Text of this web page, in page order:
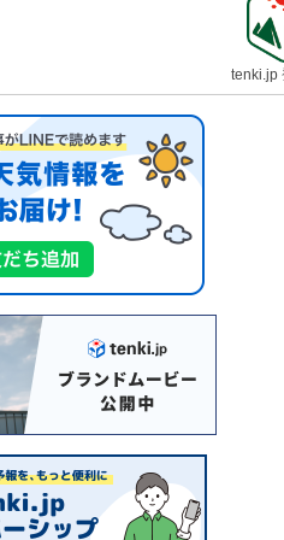
tenki.jp